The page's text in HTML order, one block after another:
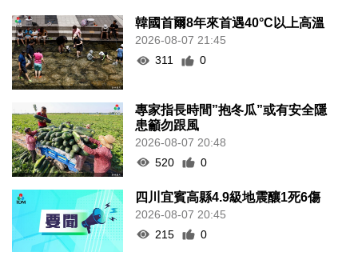
韓國首爾8年來首遇40°C以上高溫
2026-08-07 21:45
311
0
專家指長時間”抱冬瓜”或有安全隱
患籲勿跟風
2026-08-07 20:48
520
0
四川宜賓高縣4.9級地震釀1死6傷
2026-08-07 20:45
215
0